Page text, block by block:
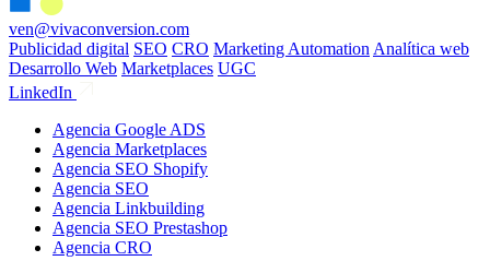
ven@vivaconversion.com
Publicidad digital SEO CRO Marketing Automation Analítica web
Desarrollo Web Marketplaces UGC
LinkedIn
Agencia Google ADS
Agencia Marketplaces
Agencia SEO Shopify
Agencia SEO
Agencia Linkbuilding
Agencia SEO Prestashop
Agencia CRO